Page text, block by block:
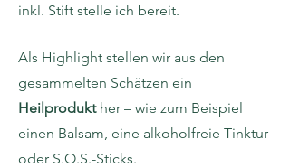
inkl. Stift stelle ich bereit.
Als Highlight stellen wir aus den
gesammelten Schätzen ein
Heilprodukther – wie zum Beispiel
einen Balsam, eine alkoholfreie Tinktur
oder S.O.S.-Sticks.